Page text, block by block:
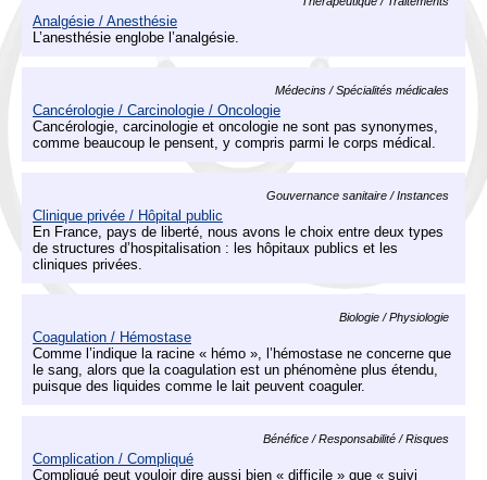
Analgésie / Anesthésie
L’anesthésie englobe l’analgésie.
Médecins / Spécialités médicales
Cancérologie / Carcinologie / Oncologie
Cancérologie, carcinologie et oncologie ne sont pas synonymes,
comme beaucoup le pensent, y compris parmi le corps médical.
Gouvernance sanitaire / Instances
Clinique privée / Hôpital public
En France, pays de liberté, nous avons le choix entre deux types
de structures d’hospitalisation : les hôpitaux publics et les
cliniques privées.
Biologie / Physiologie
Coagulation / Hémostase
Comme l’indique la racine « hémo », l’hémostase ne concerne que
le sang, alors que la coagulation est un phénomène plus étendu,
puisque des liquides comme le lait peuvent coaguler.
Bénéfice / Responsabilité / Risques
Complication / Compliqué
Compliqué peut vouloir dire aussi bien « difficile » que « suivi